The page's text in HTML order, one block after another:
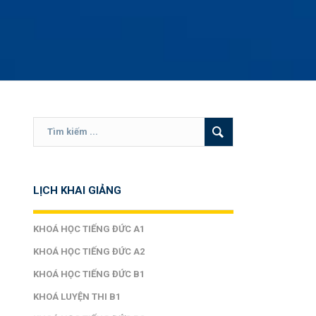
LỊCH KHAI GIẢNG
KHOÁ HỌC TIẾNG ĐỨC A1
KHOÁ HỌC TIẾNG ĐỨC A2
KHOÁ HỌC TIẾNG ĐỨC B1
KHOÁ LUYỆN THI B1